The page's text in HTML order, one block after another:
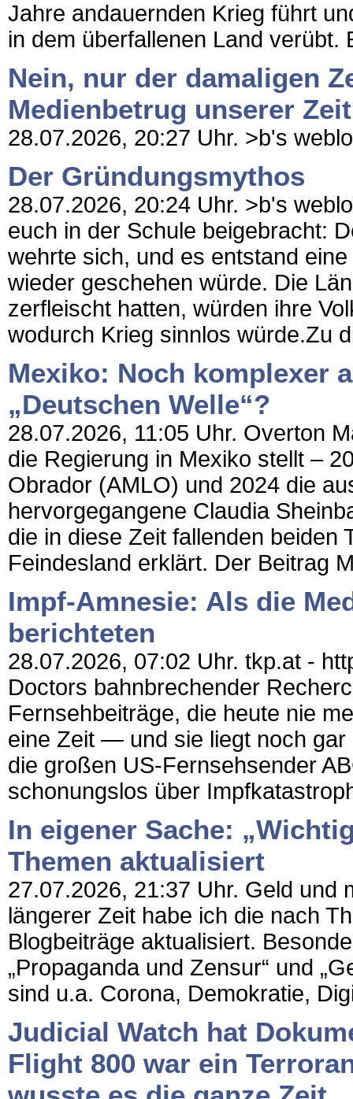
Jahre andauernden Krieg führt
in dem überfallenen Land verübt.
Nein, nur der damaligen
Medienbetrug unserer
28.07.2026, 20:27 Uhr. >b's
Der Gründungsmythos
28.07.2026, 20:24 Uhr. >b's
euch in der Schule beigebracht:
wehrte sich, und es entstand
wieder geschehen würde. Die
zerfleischt hatten, würden ihre
wodurch Krieg sinnlos würde.Zu
Mexiko: Noch komplexer
„Deutschen Welle“?
28.07.2026, 11:05 Uhr. Overton
die Regierung in Mexiko stellt –
Obrador (AMLO) und 2024 die
hervorgegangene Claudia
die in diese Zeit fallenden beiden
Feindesland erklärt. Der Beitrag
Impf-Amnesie: Als die
berichteten
28.07.2026, 07:02 Uhr. tkp.at -
Doctors bahnbrechender
Fernsehbeiträge, die heute nie
eine Zeit — und sie liegt noch
die großen US-Fernsehsender
schonungslos über
In eigener Sache:
Themen aktualisiert
27.07.2026, 21:37 Uhr. Geld und
längerer Zeit habe ich die nach
Blogbeiträge aktualisiert.
„Propaganda und Zensur“ und
sind u.a. Corona, Demokratie,
Judicial Watch hat
Flight 800 war ein